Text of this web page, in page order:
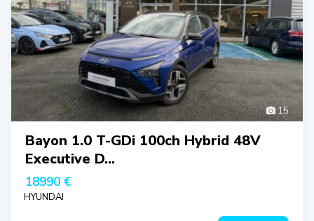
15
Bayon 1.0 T-GDi 100ch Hybrid 48V
Executive D...
18990 €
HYUNDAI